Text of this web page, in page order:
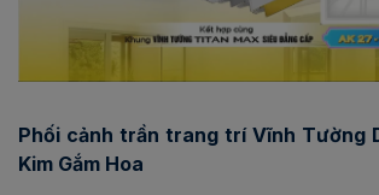
Phối cảnh trần trang trí Vĩnh Tường
Kim Gắm Hoa